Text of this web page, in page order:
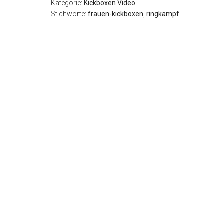
Kategorie: Kickboxen Video
Stichworte: frauen-kickboxen ringkampf